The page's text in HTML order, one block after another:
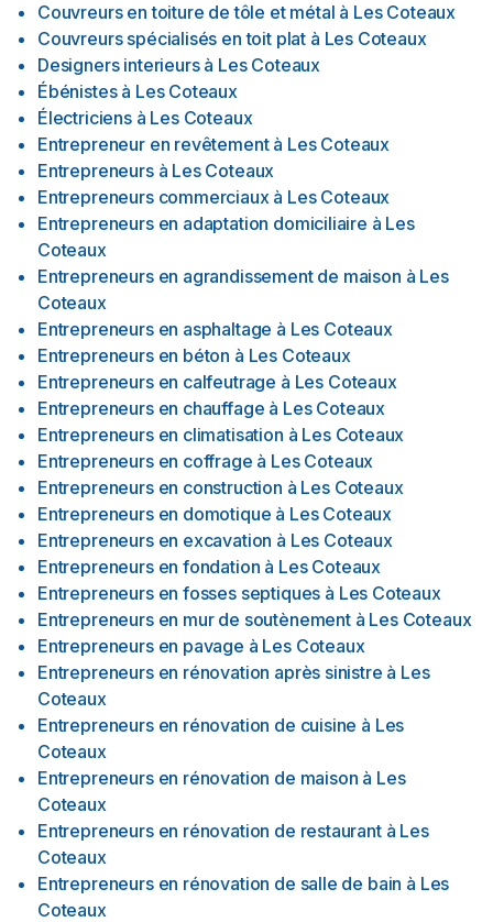
Couvreurs en toiture de tôle et métal à Les Coteaux
Couvreurs spécialisés en toit plat à Les Coteaux
Designers interieurs à Les Coteaux
Ébénistes à Les Coteaux
Électriciens à Les Coteaux
Entrepreneur en revêtement à Les Coteaux
Entrepreneurs à Les Coteaux
Entrepreneurs commerciaux à Les Coteaux
Entrepreneurs en adaptation domiciliaire à Les
Coteaux
Entrepreneurs en agrandissement de maison à Les
Coteaux
Entrepreneurs en asphaltage à Les Coteaux
Entrepreneurs en béton à Les Coteaux
Entrepreneurs en calfeutrage à Les Coteaux
Entrepreneurs en chauffage à Les Coteaux
Entrepreneurs en climatisation à Les Coteaux
Entrepreneurs en coffrage à Les Coteaux
Entrepreneurs en construction à Les Coteaux
Entrepreneurs en domotique à Les Coteaux
Entrepreneurs en excavation à Les Coteaux
Entrepreneurs en fondation à Les Coteaux
Entrepreneurs en fosses septiques à Les Coteaux
Entrepreneurs en mur de soutènement à Les Coteaux
Entrepreneurs en pavage à Les Coteaux
Entrepreneurs en rénovation après sinistre à Les
Coteaux
Entrepreneurs en rénovation de cuisine à Les
Coteaux
Entrepreneurs en rénovation de maison à Les
Coteaux
Entrepreneurs en rénovation de restaurant à Les
Coteaux
Entrepreneurs en rénovation de salle de bain à Les
Coteaux